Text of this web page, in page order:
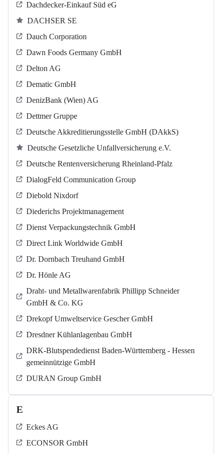
Dachdecker-Einkauf Süd eG
DACHSER SE
Dauch Corporation
Dawn Foods Germany GmbH
Delton AG
Dematic GmbH
DenizBank (Wien) AG
Dettmer Gruppe
Deutsche Akkreditierungsstelle GmbH (DAkkS)
Deutsche Gesetzliche Unfallversicherung e.V.
Deutsche Rentenversicherung Rheinland-Pfalz
DialogFeld Communication Group
Diebold Nixdorf
Diederichs Projektmanagement
Dienst Verpackungstechnik GmbH
Direct Link Worldwide GmbH
Dr. Dornbach Treuhand GmbH
Dr. Hönle AG
Draht- und Metallwarenfabrik Phillipp Schneider
GmbH & Co. KG
Drekopf Umweltservice Gescher GmbH
Dresdner Kühlanlagenbau GmbH
DRK-Blutspendedienst Baden-Württemberg - Hessen
gemeinnützige GmbH
DURAN Group GmbH
E
Eckes AG
ECONSOR GmbH